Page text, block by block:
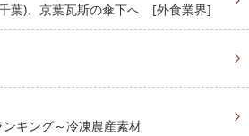
千葉)、京葉瓦斯の傘下へ [外食業界]
ンキング～冷凍農産素材